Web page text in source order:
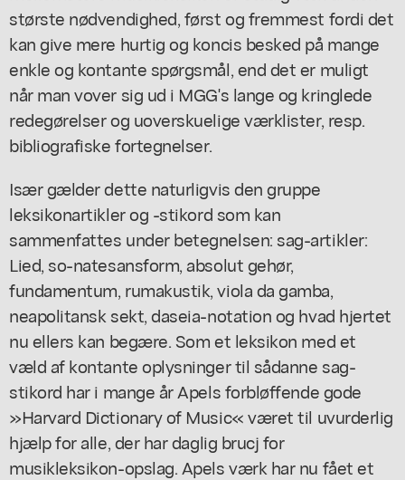
største nødvendighed, først og fremmest fordi det
kan give mere hurtig og koncis besked på mange
enkle og kontante spørgsmål, end det er muligt
når man vover sig ud i MGG's lange og kringlede
redegørelser og uoverskuelige værklister, resp.
bibliografiske fortegnelser.
Især gælder dette naturligvis den gruppe
leksikonartikler og -stikord som kan
sammenfattes under betegnelsen: sag-artikler:
Lied, so-natesansform, absolut gehør,
fundamentum, rumakustik, viola da gamba,
neapolitansk sekt, daseia-notation og hvad hjertet
nu ellers kan begære. Som et leksikon med et
væld af kontante oplysninger til sådanne sag-
stikord har i mange år Apels forbløffende gode
»Harvard Dictionary of Music« været til uvurderlig
hjælp for alle, der har daglig brucj for
musikleksikon-opslag. Apels værk har nu fået et